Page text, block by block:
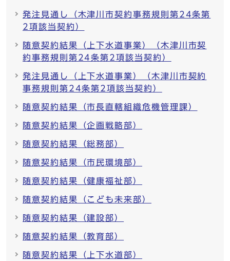
発注見通し（木津川市契約事務規則第24条第
2項該当契約）
随意契約結果（上下水道事業）（木津川市契
約事務規則第24条第2項該当契約）
発注見通し（上下水道事業）（木津川市契約
事務規則第24条第2項該当契約）
随意契約結果（市長直轄組織危機管理課）
随意契約結果（企画戦略部）
随意契約結果（総務部）
随意契約結果（市民環境部）
随意契約結果（健康福祉部）
随意契約結果（こども未来部）
随意契約結果（建設部）
随意契約結果（教育部）
随意契約結果（上下水道部）